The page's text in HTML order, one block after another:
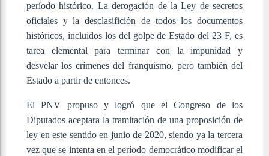
período histórico. La derogación de la Ley de secretos
oficiales y la desclasifición de todos los documentos
históricos, incluidos los del golpe de Estado del 23 F, es
tarea elemental para terminar con la impunidad y
desvelar los crímenes del franquismo, pero también del
Estado a partir de entonces.
El PNV propuso y logró que el Congreso de los
Diputados aceptara la tramitación de una proposición de
ley en este sentido en junio de 2020, siendo ya la tercera
vez que se intenta en el período democrático modificar el